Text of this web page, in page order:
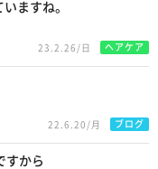
ますね。
23.2.26/日 ヘアケア
22.6.20/月 ブログ
すから